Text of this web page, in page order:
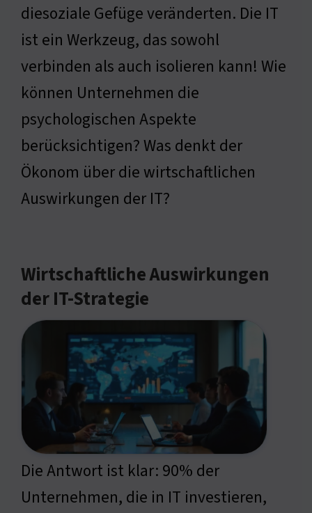
diesoziale Gefüge veränderten. Die IT
ist ein Werkzeug, das sowohl
verbinden als auch isolieren kann! Wie
können Unternehmen die
psychologischen Aspekte
berücksichtigen? Was denkt der
Ökonom über die wirtschaftlichen
Auswirkungen der IT?
Wirtschaftliche Auswirkungen
der IT-Strategie
Die Antwort ist klar: 90% der
Unternehmen, die in IT investieren,